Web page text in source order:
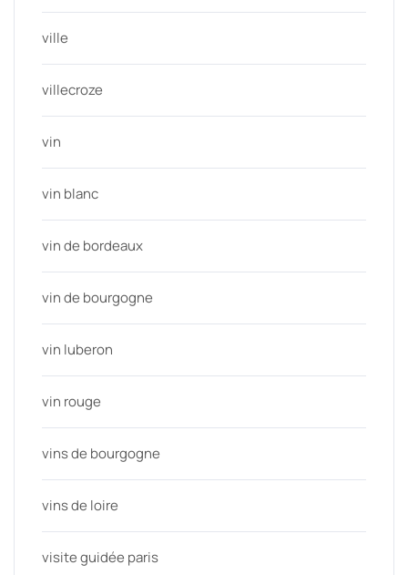
ville
villecroze
vin
vin blanc
vin de bordeaux
vin de bourgogne
vin luberon
vin rouge
vins de bourgogne
vins de loire
visite guidée paris